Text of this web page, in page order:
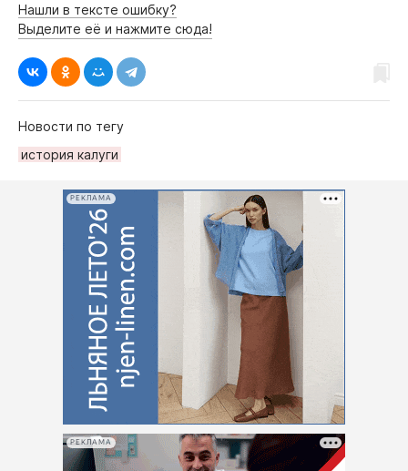
Нашли в тексте ошибку?
Выделите её и нажмите сюда!
Новости по тегу
история калуги
РЕКЛАМА
РЕКЛАМА